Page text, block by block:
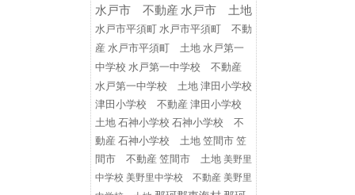
水戸市 不動産 水戸市 土地
水戸市平須町
水戸市平須町 不動
産 水戸市平須町 土地 水戸第一
中学校 水戸第一中学校 不動産
水戸第一中学校 土地 津田小学校
津田小学校 不動産 津田小学校
土地 石神小学校 石神小学校 不
動産 石神小学校 土地 笠間市 笠
間市 不動産 笠間市 土地 美野里
中学校 美野里中学校 不動産 美野里